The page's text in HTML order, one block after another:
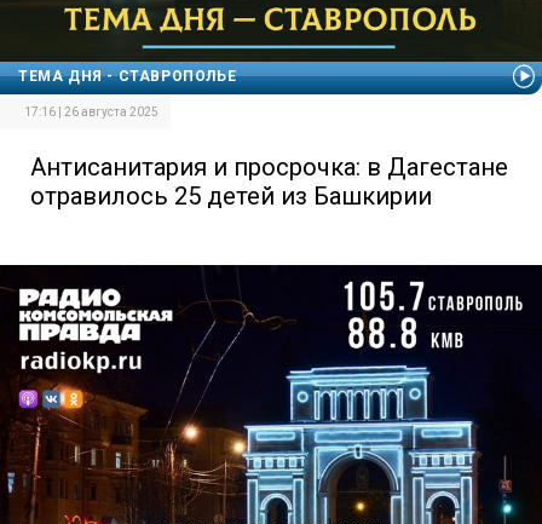
ТЕМА ДНЯ - СТАВРОПОЛЬЕ
17:16 | 26 августа 2025
Антисанитария и просрочка: в Дагестане
отравилось 25 детей из Башкирии